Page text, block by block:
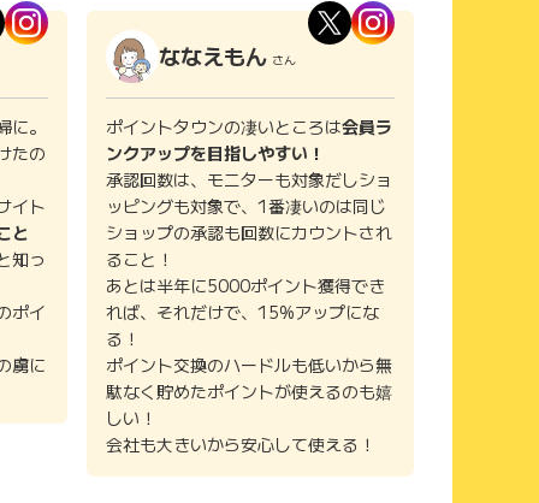
。
たの
イト
と
知っ
ポイ
虜に
ななえもん さん
ポイントタウンの凄いところは会員ラ
ンクアップを目指しやすい！
承認回数は、モニターも対象だしショ
ッピングも対象で、1番凄いのは同じ
ショップの承認も回数にカウントされ
ること！
あとは半年に5000ポイント獲得でき
れば、それだけで、15%アップにな
る！
ポイント交換のハードルも低いから無
駄なく貯めたポイントが使えるのも嬉
しい！
会社も大きいから安心して使える！